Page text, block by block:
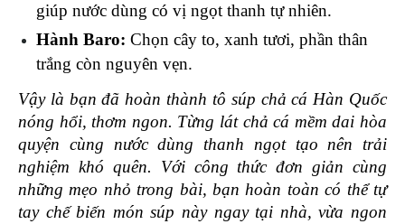
giúp nước dùng có vị ngọt thanh tự nhiên.
Hành Baro: Chọn cây to, xanh tươi, phần thân
trắng còn nguyên vẹn.
Vậy là bạn đã hoàn thành tô súp chả cá Hàn Quốc
nóng hổi, thơm ngon. Từng lát chả cá mềm dai hòa
quyện cùng nước dùng thanh ngọt tạo nên trải
nghiệm khó quên. Với công thức đơn giản cùng
những mẹo nhỏ trong bài, bạn hoàn toàn có thể tự
tay chế biến món súp này ngay tại nhà, vừa ngon